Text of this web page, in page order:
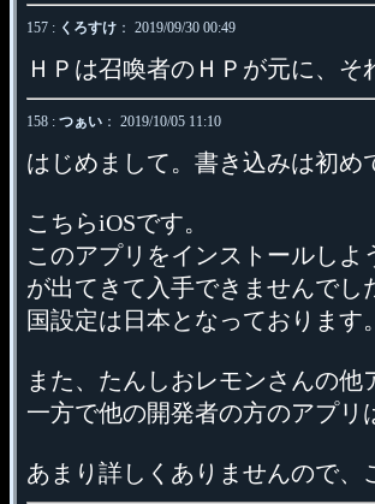
157 : くろすけ ： 2019/09/30 00:49
ＨＰは召喚者のＨＰが元に、そ
158 : つぁい ： 2019/10/05 11:10
はじめまして。書き込みは初め
こちらiOSです。
このアプリをインストールしよ
が出てきて入手できませんでし
国設定は日本となっております。
また、たんしおレモンさんの他
一方で他の開発者の方のアプリ
あまり詳しくありませんので